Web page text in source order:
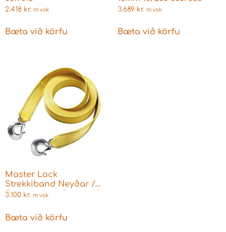
2.418 kr. m vsk
Bæta við körfu
3.689 kr. m vsk
Bæta við körfu
Master Lock
Strekkiband Neyðar /
Emergency 4.5 metra 2
3.100 kr. m vsk
Bæta við körfu